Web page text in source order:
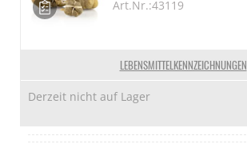
LEBENSMITTELKENNZEICHNUNGEN
Art.Nr.:43119
Derzeit nicht auf Lager